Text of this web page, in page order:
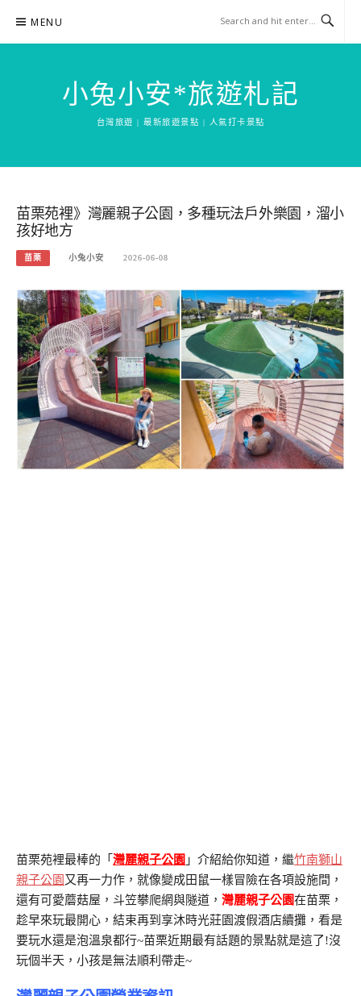
content
MENU
小兔小安*旅遊札記
台灣旅遊 | 最新旅遊景點 | 人氣打卡景點
苗栗苑裡》灣麗親子公園，多種玩法戶外樂園，溜小
孩好地方
苗栗 小兔小安 2026-06-08
苗栗苑裡最棒的「 灣麗親子公園 」介紹給你知道，繼竹南獅山
親子公園 又再一力作，就像變成田鼠一樣冒險在各項設施間，
還有可愛蘑菇屋，斗笠攀爬網與隧道， 灣麗親子公園在苗栗，
趁早來玩最開心，結束再到享沐時光莊園渡假酒店續攤，看是
要玩水還是泡溫泉都行~苗栗近期最有話題的景點就是這了!沒
玩個半天，小孩是無法順利帶走~